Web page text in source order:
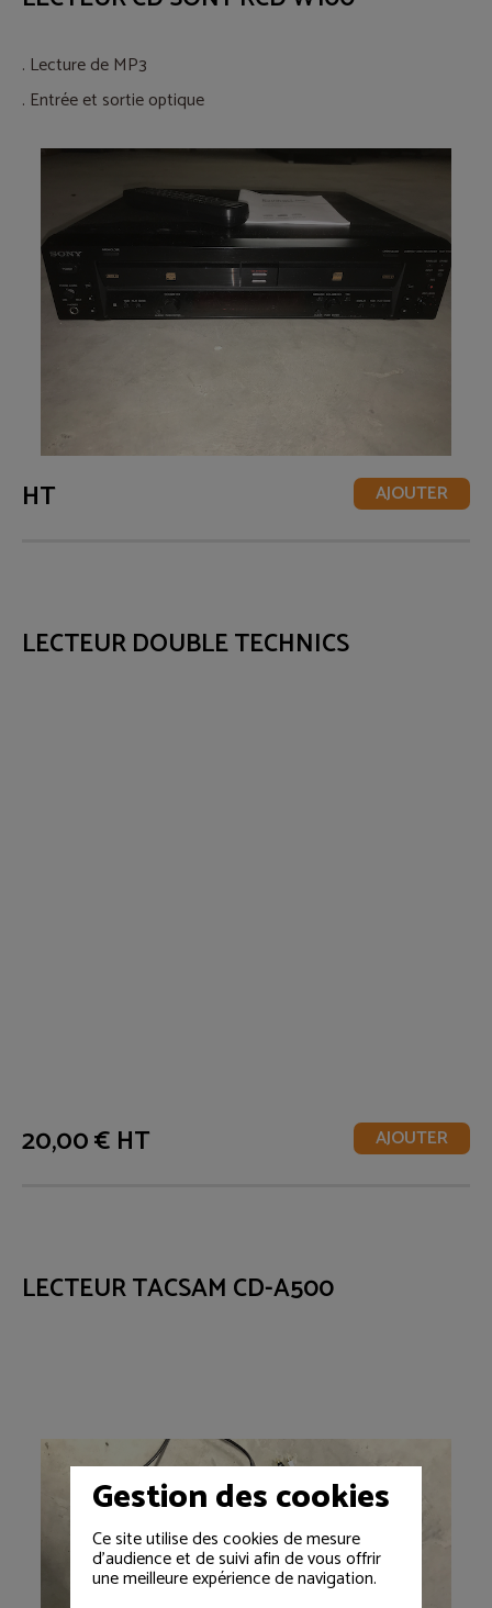
. Lecture de MP3
. Entrée et sortie optique
HT AJOUTER
LECTEUR DOUBLE TECHNICS
20,00 € HT AJOUTER
LECTEUR TACSAM CD-A500
Gestion des cookies
Ce site utilise des cookies de mesure
d'audience et de suivi afin de vous offrir
une meilleure expérience de navigation.